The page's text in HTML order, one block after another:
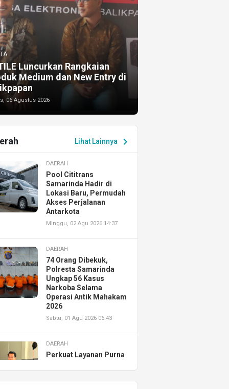
Luncurkan Rangkaian
Medium dan New Entry di
06 Agustus 2026
Lihat Lainnya chevron_right
DAERAH
Pool Cititrans
Samarinda Hadir di
Lokasi Baru, Permudah
Akses Perjalanan
Antarkota
Minggu, 02 Agu 2026 14:37
DAERAH
74 Orang Dibekuk,
Polresta Samarinda
Ungkap 56 Kasus
Narkoba Selama
Operasi Antik Mahakam
2026
Sabtu, 01 Agu 2026 06:43
DAERAH
Perkuat Layanan Purna
Resmikan AHASS